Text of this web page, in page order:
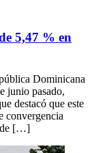
5,47 % en
Dominicana
junio pasado,
destacó que este
convergencia
de […]